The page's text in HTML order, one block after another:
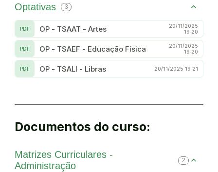
Optativas 3
OP - TSAAT - Artes
PDF
20/11/2025
19:20
OP - TSAEF - Educação Física
PDF
20/11/2025
19:20
OP - TSALI - Libras
PDF 20/11/2025 19:21
Documentos do curso:
Matrizes Curriculares -
Administração
2